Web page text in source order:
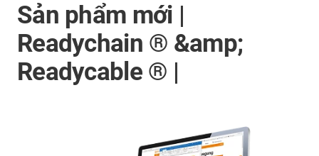
Sản phẩm mới |
Readychain ® &amp;
Readycable ® |